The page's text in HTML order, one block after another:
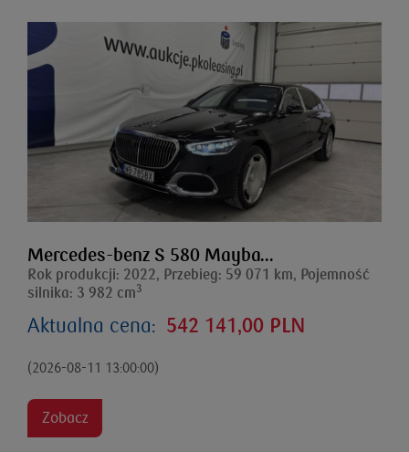
Mercedes-benz S 580 Mayba...
Rok produkcji: 2022, Przebieg: 59 071 km, Pojemność
silnika: 3 982 cm3
Aktualna cena: 542 141,00 PLN
(2026-08-11 13:00:00)
Zobacz